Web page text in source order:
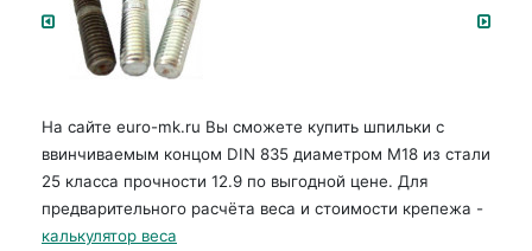
На сайте euro-mk.ru Вы сможете купить шпильки с
ввинчиваемым концом DIN 835 диаметром М18 из стали
25 класса прочности 12.9 по выгодной цене. Для
предварительного расчёта веса и стоимости крепежа -
калькулятор веса